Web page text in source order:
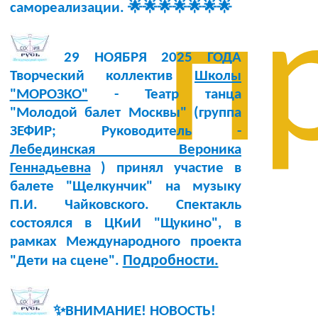
самореализации. 🌟🌟🌟🌟🌟🌟🌟
29 НОЯБРЯ 2025 ГОДА
Творческий коллектив Школы
"МОРОЗКО" - Театр танца
"Молодой балет Москвы" (группа
ЗЕФИР; Руководитель -
Лебединская Вероника
Геннадьевна) принял участие в
балете "Щелкунчик" на музыку
П.И. Чайковского. Спектакль
состоялся в ЦКиИ "Щукино", в
рамках Международного проекта
"Дети на сцене". Подробности.
✨ВНИМАНИЕ! НОВОСТЬ!